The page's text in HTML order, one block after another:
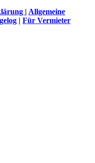
| Allgemeine
| Für Vermieter